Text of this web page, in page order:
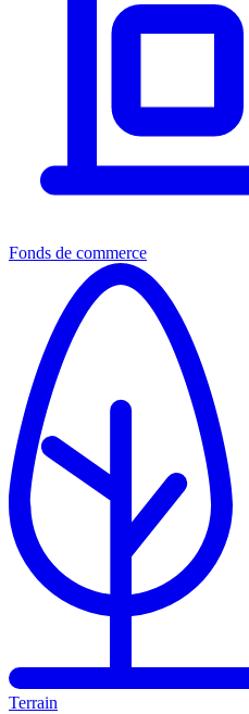
Fonds de commerce
Terrain